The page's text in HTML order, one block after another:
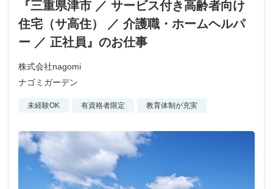
『三重県津市 ／ サービス付き高齢者向け
住宅（サ高住） ／ 介護職・ホームヘルパ
ー ／ 正社員』のお仕事
株式会社nagomi
ナゴミガーデン
未経験OK 有資格者限定 教育体制が充実